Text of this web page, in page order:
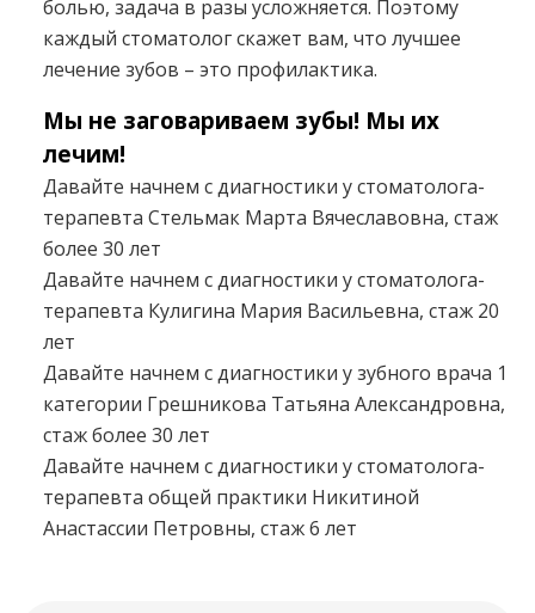
болью, задача в разы усложняется. Поэтому
каждый стоматолог скажет вам, что лучшее
лечение зубов – это профилактика.
Мы не заговариваем зубы! Мы их
лечим!
Давайте начнем с диагностики у стоматолога-
терапевта Стельмак Марта Вячеславовна, стаж
более 30 лет
Давайте начнем с диагностики у стоматолога-
терапевта Кулигина Мария Васильевна, стаж 20
лет
Давайте начнем с диагностики у зубного врача 1
категории Грешникова Татьяна Александровна,
стаж более 30 лет
Давайте начнем с диагностики у стоматолога-
терапевта общей практики Никитиной
Анастассии Петровны, стаж 6 лет